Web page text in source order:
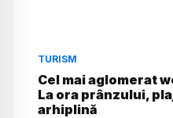
TURISM
Cel mai aglomerat
La ora prânzului,
arhiplină